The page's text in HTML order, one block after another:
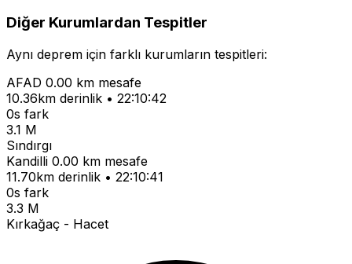
Diğer Kurumlardan Tespitler
Aynı deprem için farklı kurumların tespitleri:
AFAD 0.00 km mesafe
10.36km derinlik • 22:10:42
0s fark
3.1 M
Sındırgı
Kandilli 0.00 km mesafe
11.70km derinlik • 22:10:41
0s fark
3.3 M
Kırkağaç - Hacet